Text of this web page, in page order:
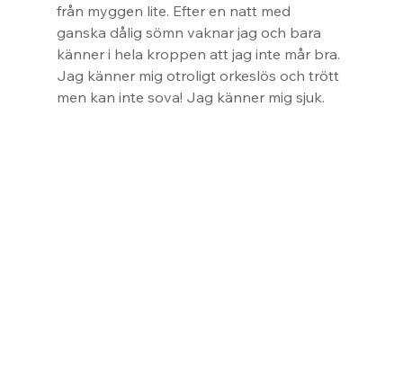
från myggen lite. Efter en natt med
ganska dålig sömn vaknar jag och bara
känner i hela kroppen att jag inte mår bra.
Jag känner mig otroligt orkeslös och trött
men kan inte sova! Jag känner mig sjuk.